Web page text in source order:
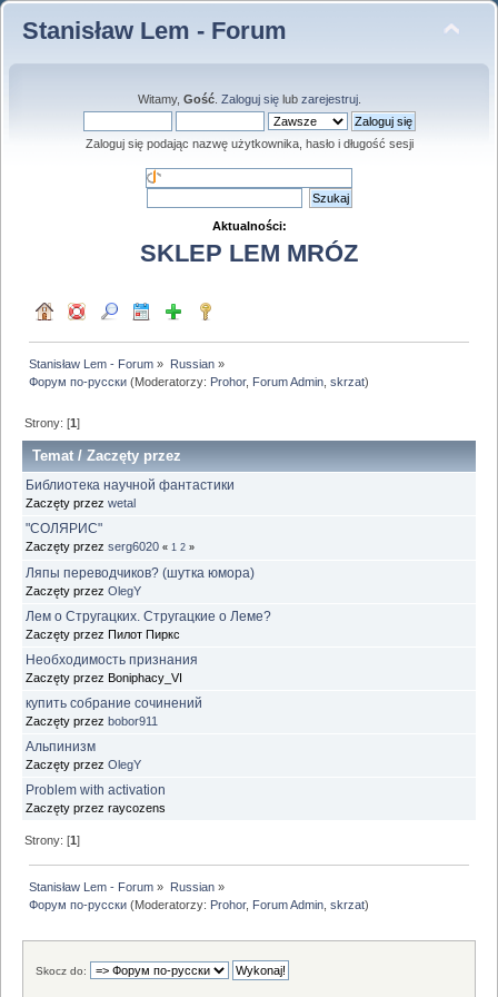
Stanisław Lem - Forum
Witamy, Gość. Zaloguj sięlub zarejestruj.
Zaloguj się podając nazwę użytkownika, hasło i długość sesji
Aktualności:
SKLEP LEM MRÓZ
Stanisław Lem - Forum » Russian»
Форум по-русски (Moderatorzy: Prohor, Forum Admin ,skrzat)
Strony: [1]
Temat /Zaczęty przez
Библиотека научной фантастики
Zaczęty przez wetal
"СОЛЯРИС"
Zaczęty przez serg6020 « 1 2 »
Ляпы переводчиков? (шутка юмора)
Zaczęty przez OlegY
Лем о Стругацких. Стругацкие о Леме?
Zaczęty przez Пилот Пиркс
Необходимость признания
Zaczęty przez Boniphacy_VI
купить собрание сочинений
Zaczęty przez bobor911
Альпинизм
Zaczęty przez OlegY
Problem with activation
Zaczęty przez raycozens
Strony: [1]
Stanisław Lem - Forum » Russian»
Форум по-русски (Moderatorzy: Prohor, Forum Admin ,skrzat)
Skocz do: